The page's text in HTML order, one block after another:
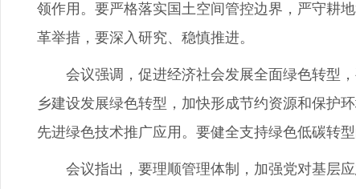
领作用。要严格落实国土空间管控边界，严守耕
革举措，要深入研究、稳慎推进。
会议强调，促进经济社会发展全面绿色转型，
乡建设发展绿色转型，加快形成节约资源和保护
先进绿色技术推广应用。要健全支持绿色低碳转
会议指出，要理顺管理体制，加强党对基层应